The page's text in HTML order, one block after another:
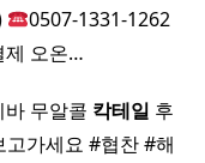
0507-1331-1262
제 오온…
무알콜 칵테일 후
가세요 #협찬 #해